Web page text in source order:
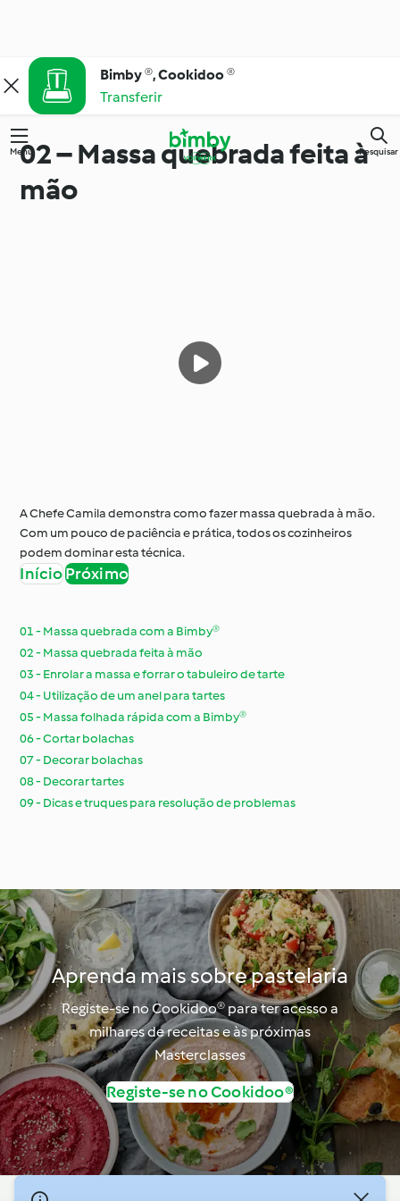
Bimby ®, Cookidoo ®
Transferir
Menu Pesquisar
02 – Massa quebrada feita à
mão
A Chefe Camila demonstra como fazer massa quebrada à mão.
Com um pouco de paciência e prática, todos os cozinheiros
podem dominar esta técnica.
InícioPróximo
01 - Massa quebrada com a Bimby®
02 - Massa quebrada feita à mão
03 - Enrolar a massa e forrar o tabuleiro de tarte
04 - Utilização de um anel para tartes
05 - Massa folhada rápida com a Bimby®
06 - Cortar bolachas
07 - Decorar bolachas
08 - Decorar tartes
09 - Dicas e truques para resolução de problemas
Aprenda mais sobre pastelaria
Registe-se no Cookidoo® para ter acesso a
milhares de receitas e às próximas
Masterclasses
Registe-se no Cookidoo®